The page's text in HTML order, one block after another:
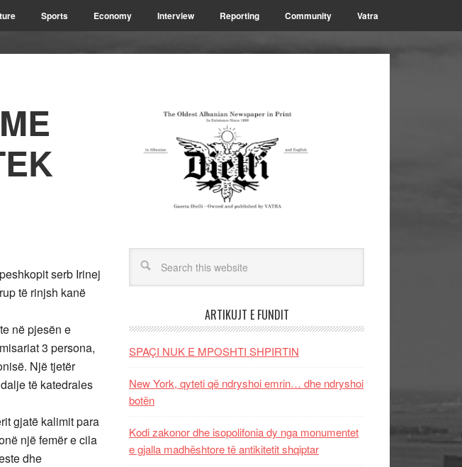
Sports Economy Interview Reporting Community Vatra
serb Irinej
të rinjsh kanë
në pjesën e
3 persona,
Një tjetër
të katedrales
gjatë kalimit para
një femër e cila
dhe
ARTIKUJT E FUNDIT
SPAÇI NUK E MPOSHTI SHPIRTIN
New York, qyteti që ndryshoi emrin… dhe ndryshoi
botën
Kodi zakonor dhe isopolifonia dy nga monumentet
e gjalla madhështore të antikitetit shqiptar